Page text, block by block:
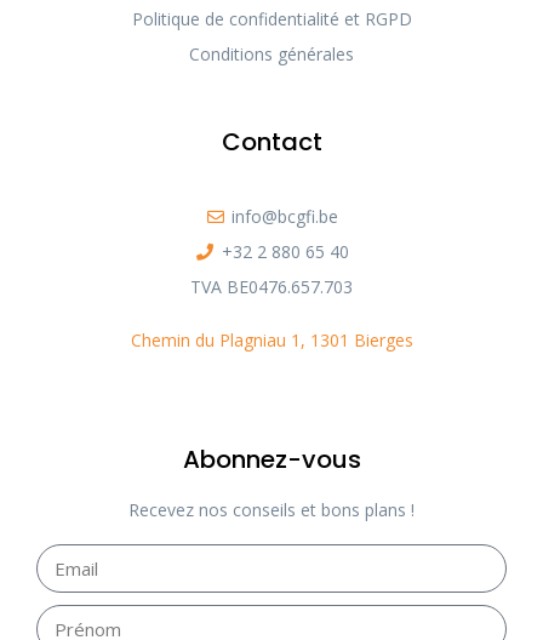
Politique de confidentialité et RGPD
Conditions générales
Contact
info@bcgfi.be
+32 2 880 65 40
TVA BE0476.657.703
Chemin du Plagniau 1, 1301 Bierges
Abonnez-vous
Recevez nos conseils et bons plans !